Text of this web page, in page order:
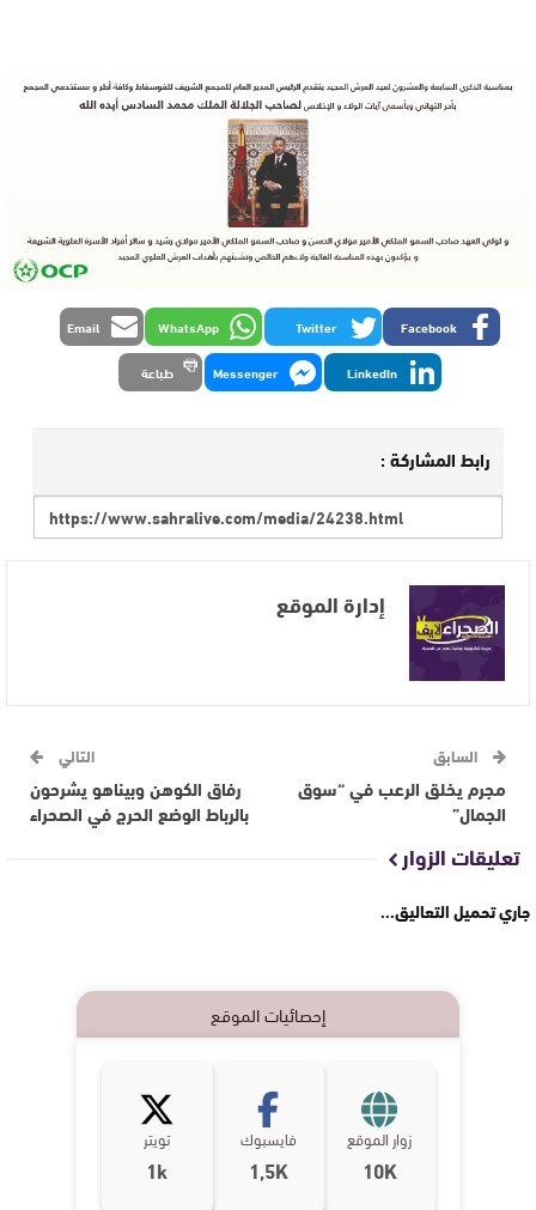
Facebook
Twitter
WhatsApp
Email
LinkedIn
Messenger طباعة
رابط المشاركة :
إدارة الموقع
السابق
مجرم يخلق الرعب في “سوق
الجمال”
التالي
رفاق الكوهن وبيناهو يشرحون
بالرباط الوضع الحرج في الصحراء
تعليقات الزوار
جاري تحميل التعاليق...
إحصائيات الموقع
زوار الموقع
10K
فايسبوك
1,5K
تويتر
1k